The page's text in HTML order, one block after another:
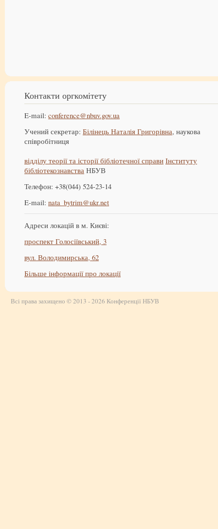
Контакти оргкомітету
E-mail: conference@nbuv.gov.ua
Учений секретар: Білінець Наталія Григорівна, наукова
співробітниця
відділу теорії та історії бібліотечної справи Інституту
бібліотекознавства НБУВ
Телефон: +38(044) 524-23-14
E-mail: nata_bytrim@ukr.net
Адреси локацій в м. Києві:
проспект Голосіївський, 3
вул. Володимирська, 62
Більше інформації про локації
Всі права захищено © 2013 - 2026 Конференції НБУВ